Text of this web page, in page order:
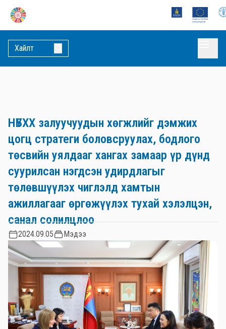
НҮБХХ залуучуудын хөгжлийг дэмжих
цогц стратеги боловсруулах, бодлого
төсвийн уялдааг хангах замаар үр дүнд
суурилсан нэгдсэн удирдлагыг
төлөвшүүлэх чиглэлд хамтын
ажиллагааг өргөжүүлэх тухай хэлэлцэн,
санал солилцлоо
2024.09.05 Мэдээ